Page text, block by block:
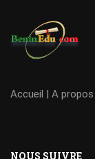
Accueil | A propos
NOUS SUIVRE